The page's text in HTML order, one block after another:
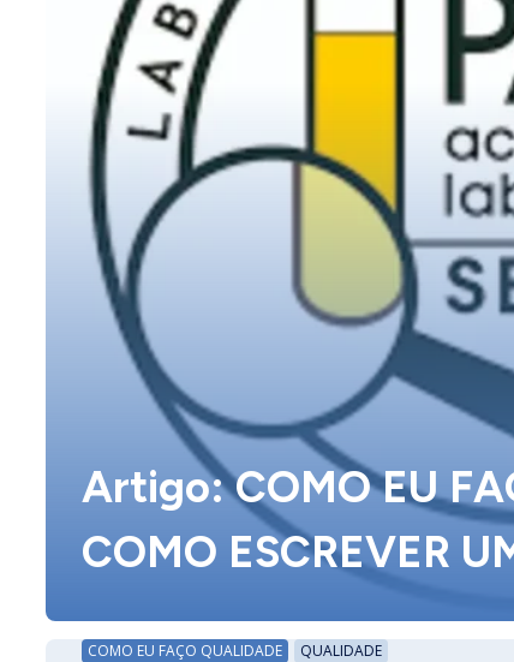
Artigo: COMO EU
COMO ESCREVER
COMO EU FAÇO QUALIDADE QUALIDADE